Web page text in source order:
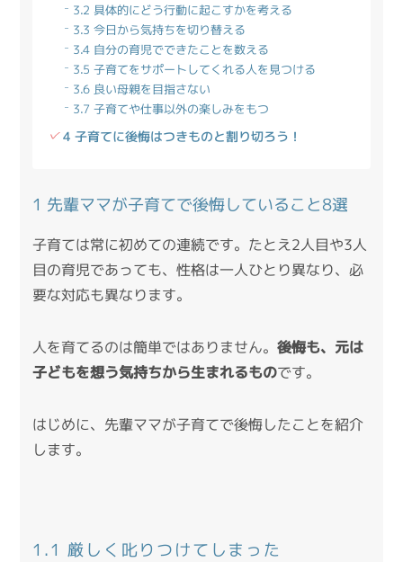
3.2 具体的にどう行動に起こすかを考える
3.3 今日から気持ちを切り替える
3.4 自分の育児でできたことを数える
3.5 子育てをサポートしてくれる人を見つける
3.6 良い母親を目指さない
3.7 子育てや仕事以外の楽しみをもつ
4 子育てに後悔はつきものと割り切ろう！
1 先輩ママが子育てで後悔していること8選
子育ては常に初めての連続です。たとえ2人目や3人
目の育児であっても、性格は一人ひとり異なり、必
要な対応も異なります。
人を育てるのは簡単ではありません。後悔も、元は
子どもを想う気持ちから生まれるものです。
はじめに、先輩ママが子育てで後悔したことを紹介
します。
1.1 厳しく叱りつけてしまった